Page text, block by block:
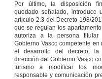
Por último, la disposición
quedado señalado, introduce
artículo 2.3 del Decreto 198/
que se regulan los
autoriza a la persona titular
Gobierno Vasco competente
el desarrollo del decreto;
dirección del Gobierno Vasco
turismo a modificar los
responsable y comunicación